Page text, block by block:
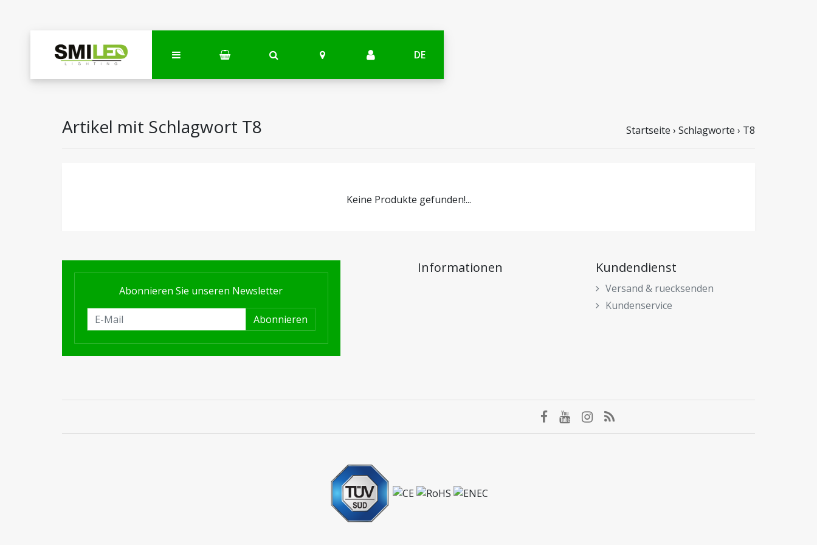
DE
Artikel mit Schlagwort T8 Startseite › Schlagworte › T8
Keine Produkte gefunden!...
Abonnieren Sie unseren Newsletter
Abonnieren
Informationen Kundendienst
Versand & ruecksenden
Kundenservice